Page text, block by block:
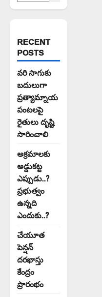
RECENT
POSTS
వరి సాగుకు
బదులుగా
ప్రత్యామ్నాయ
పంటలపై
రైతులు దృష్టి
సారించాలి
అక్రమాలకు
అడ్డుకట్ట
ఎప్పుడు..?
ప్రభుత్వం
ఉన్నది
ఎందుకు..?
చేయూత
పెన్షన్
దరఖాస్తు
కేంద్రం
ప్రారంభం